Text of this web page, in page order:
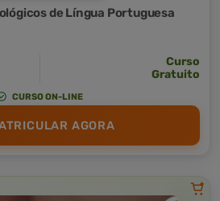
de Língua Portuguesa
Curso
Gratuito
CURSO ON-LINE
AGORA